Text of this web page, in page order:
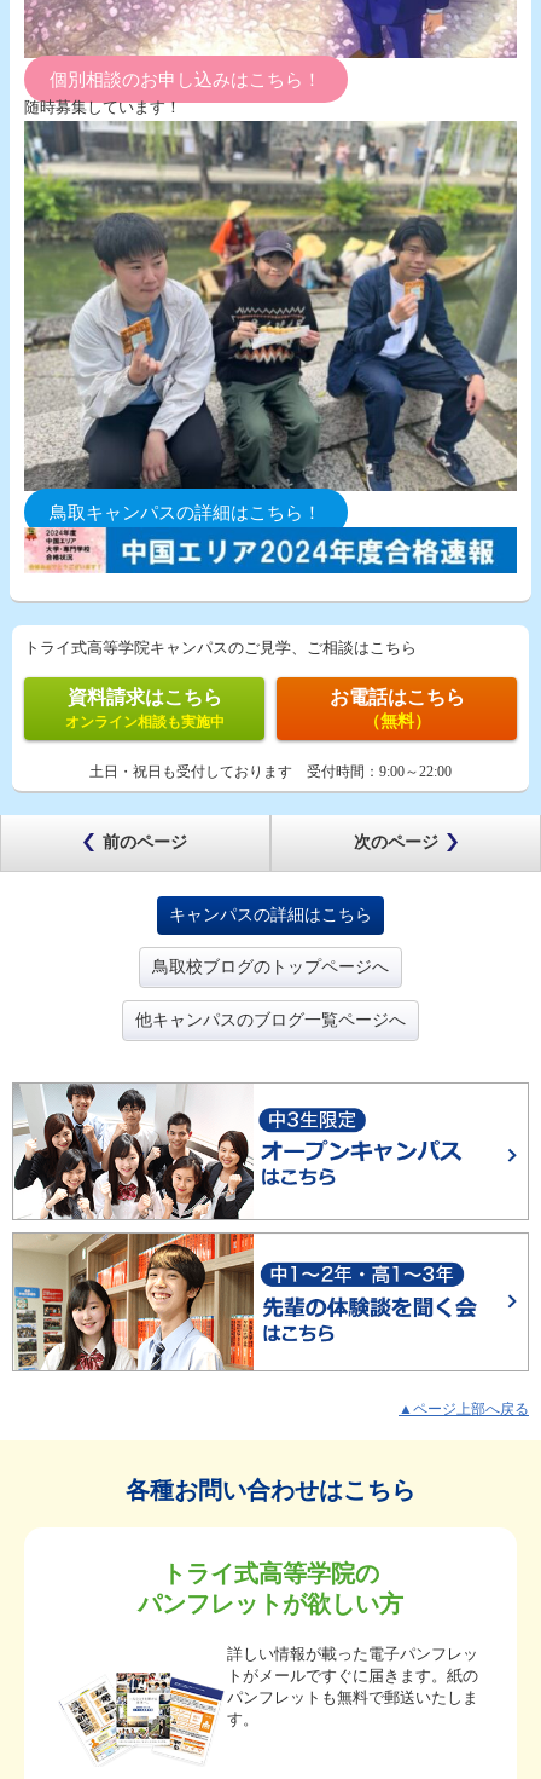
個別相談のお申し込みはこちら！
随時募集しています！
鳥取キャンパスの詳細はこちら！
トライ式高等学院キャンパスのご見学、ご相談はこちら
資料請求はこちら
オンライン相談も実施中
お電話はこちら
（無料）
土日・祝日も受付しております 受付時間： 9:00～22:00
前のページ 次のページ
キャンパスの詳細はこちら
鳥取校ブログのトップページへ
他キャンパスのブログ一覧ページへ
▲ページ上部へ戻る
各種お問い合わせはこちら
トライ式高等学院の
パンフレットが欲しい方
詳しい情報が載った電子パンフレッ
トがメールですぐに届きます。紙の
パンフレットも無料で郵送いたしま
す。